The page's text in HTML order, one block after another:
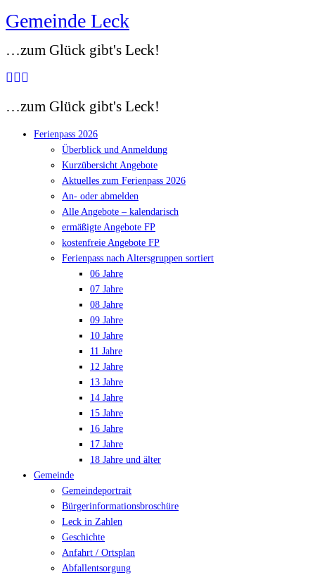
Zum
springen
Gemeinde Leck
…zum Glück gibt's Leck!
…zum Glück gibt's Leck!
Ferienpass 2026
Überblick und Anmeldung
Kurzübersicht Angebote
Aktuelles zum Ferienpass 2026
An- oder abmelden
Alle Angebote – kalendarisch
ermäßigte Angebote FP
kostenfreie Angebote FP
Ferienpass nach Altersgruppen sortiert
06 Jahre
07 Jahre
08 Jahre
09 Jahre
10 Jahre
11 Jahre
12 Jahre
13 Jahre
14 Jahre
15 Jahre
16 Jahre
17 Jahre
18 Jahre und älter
Gemeinde
Gemeindeportrait
Bürgerinformationsbroschüre
Leck in Zahlen
Geschichte
Anfahrt / Ortsplan
Abfallentsorgung